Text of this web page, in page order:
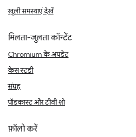
खुली समस्याएं देखें
मिलता-जुलता कॉन्टेंट
Chromium के अपडेट
केस स्टडी
संग्रह
पॉडकास्ट और टीवी शो
फ़ॉलो करें